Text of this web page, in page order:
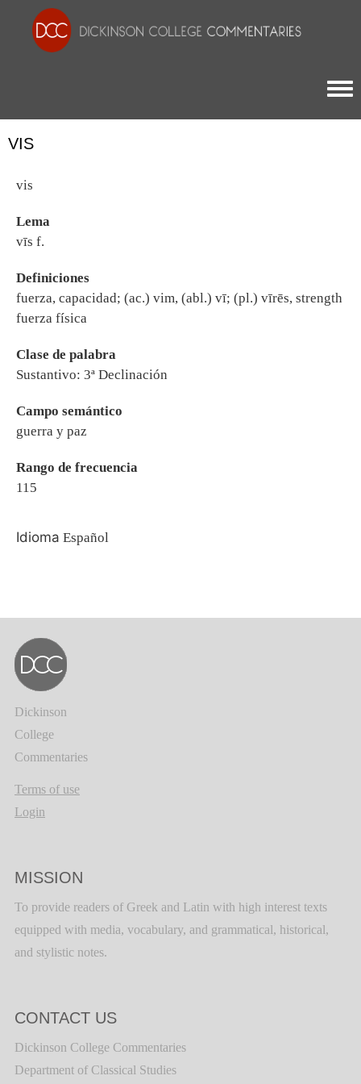
VIS
vis
Lema
vīs f.
Definiciones
fuerza, capacidad; (ac.) vim, (abl.) vī; (pl.) vīrēs, strength
fuerza física
Clase de palabra
Sustantivo: 3ª Declinación
Campo semántico
guerra y paz
Rango de frecuencia
115
Idioma Español
Dickinson
College
Commentaries
Terms of use
Login
MISSION
To provide readers of Greek and Latin with high interest texts
equipped with media, vocabulary, and grammatical, historical,
and stylistic notes.
CONTACT US
Dickinson College Commentaries
Department of Classical Studies